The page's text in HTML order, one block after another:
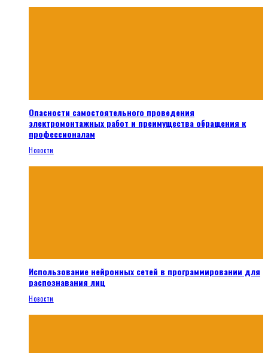
Опасности самостоятельного проведения
электромонтажных работ и преимущества обращения к
профессионалам
Новости
Использование нейронных сетей в программировании для
распознавания лиц
Новости